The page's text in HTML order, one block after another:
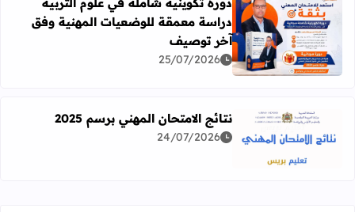
اقرأ المزيد عن دورة تكوينية شاملة في علوم التربية
دورة تكوينية شاملة في علوم التربية
دراسة معمقة للوضعيات المهنية وفق
آخر توصيف
25/07/2026
اقرأ المزيد عن نتائج الامتحان المهني برسم 2025
نتائج الامتحان المهني برسم 2025
24/07/2026